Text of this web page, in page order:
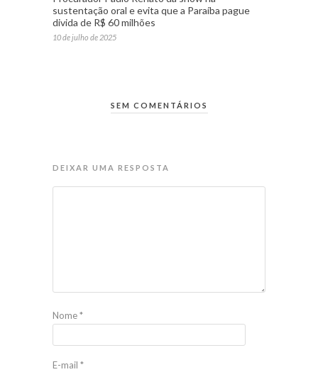
sustentação oral e evita que a Paraíba pague
divida de R$ 60 milhões
10 de julho de 2025
SEM COMENTÁRIOS
DEIXAR UMA RESPOSTA
Nome*
E-mail *